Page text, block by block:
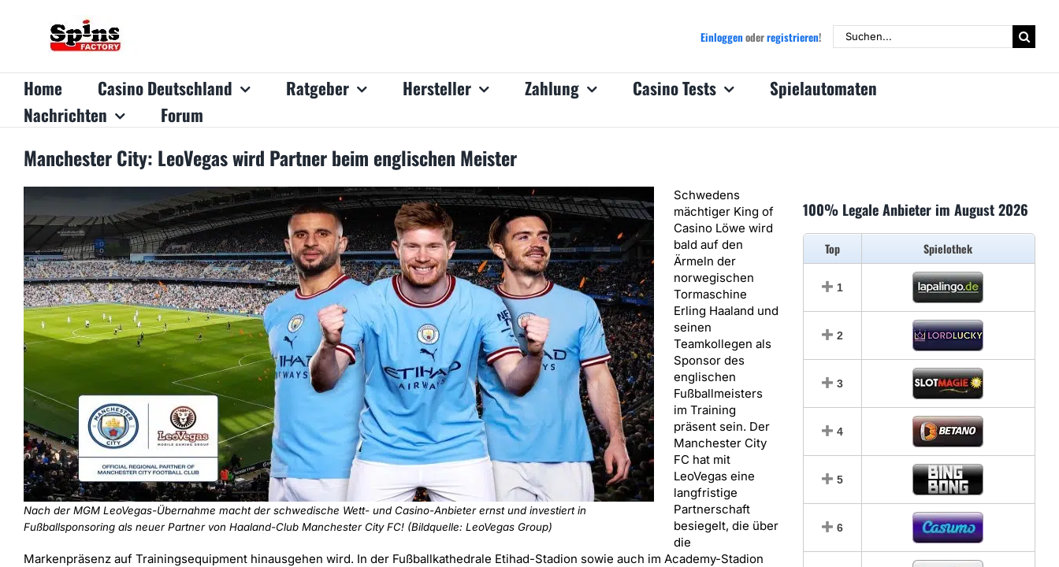
Einloggenoderregistrieren!
Suche
nach:
Home Casino Deutschland Ratgeber Hersteller Zahlung Casino Tests
Spielautomaten
Nachrichten
Forum
Manchester City: LeoVegas wird Partner beim englischen Meister
Nach der MGM LeoVegas-Übernahme macht der schwedische Wett- und Casino-Anbieter ernst und investiert in
Fußballsponsoring als neuer Partner von Haaland-Club Manchester City FC! (Bildquelle: LeoVegas Group)
Schwedens
mächtiger King of
Casino Löwe wird
bald auf den
Ärmeln der
norwegischen
Tormaschine
Erling Haaland und
seinen
Teamkollegen als
Sponsor des
englischen
Fußballmeisters
im Training
präsent sein. Der
Manchester City
FC hat mit
LeoVegas eine
langfristige
Partnerschaft
besiegelt, die über
die
Markenpräsenz auf Trainingsequipment hinausgehen wird. In der Fußballkathedrale Etihad-Stadion sowie auch im Academy-Stadion
100% Legale Anbieter im August 2026
Top Spielothek
1
2
3
4
5
6